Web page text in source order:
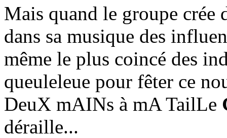
Mais quand le groupe crée
dans sa musique des
même le plus coincé des
queuleleue pour fêter ce
DeuX mAINs à mA TailLe
déraille...